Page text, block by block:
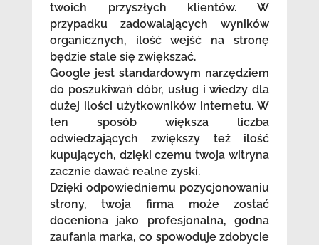
twoich przyszłych klientów. W
przypadku zadowalających wyników
organicznych, ilość wejść na stronę
będzie stale się zwiększać.
Google jest standardowym narzędziem
do poszukiwań dóbr, usług i wiedzy dla
dużej ilości użytkowników internetu. W
ten sposób większa liczba
odwiedzających zwiększy też ilość
kupujących, dzięki czemu twoja witryna
zacznie dawać realne zyski.
Dzięki odpowiedniemu pozycjonowaniu
strony, twoja firma może zostać
doceniona jako profesjonalna, godna
zaufania marka, co spowoduje zdobycie